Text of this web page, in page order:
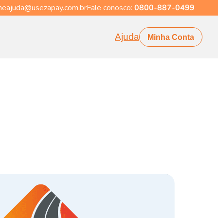
Fale conosco: 0800-887-0499
Ajuda Minha Conta